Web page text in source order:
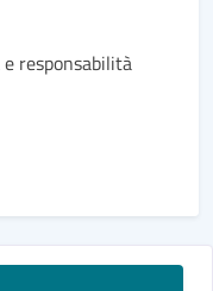
responsabilità